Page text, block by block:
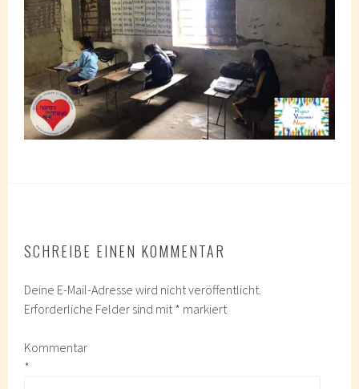
SCHREIBE EINEN KOMMENTAR
Deine E-Mail-Adresse wird nicht veröffentlicht.
Erforderliche Felder sind mit * markiert
Kommentar
*